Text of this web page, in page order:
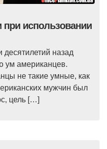
использовании
назад
ум американцев.
не такие умные, как
мужчин был
цель […]